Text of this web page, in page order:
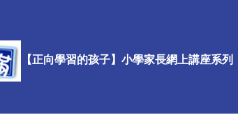
【正向學習的孩子】小學家長網上講座系